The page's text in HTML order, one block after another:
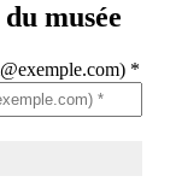
musée
*